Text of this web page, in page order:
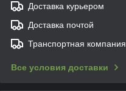
Доставка курьером
Доставка почтой
Транспортная компания
Все условия доставки